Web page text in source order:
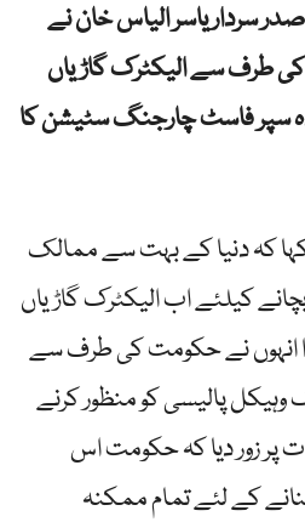
سردار یاسر الیاس خان نے
کی طرف سے الیکٹرک گاڑیاں
سپر فاسٹ چارجنگ سٹیشن کا
کہا کہ دنیا کے بہت سے ممالک
کیلئے اب الیکٹرک گاڑیاں
انہوں نے حکومت کی طرف سے
وہیکل پالیسی کو منظور کرنے
پر زور دیا کہ حکومت اس
کے لئے تمام ممکنہ